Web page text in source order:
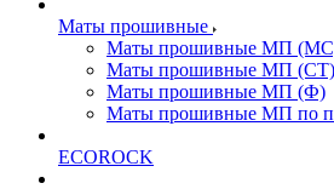
Маты прошивные
Маты прошивные МП
Маты прошивные МП (СТ)
Маты прошивные МП (Ф)
Маты прошивные МП по
ECOROCK